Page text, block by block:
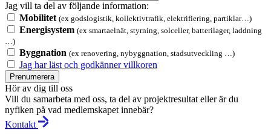
Jag vill ta del av följande information:
Mobilitet (ex godslogistik, kollektivtrafik, elektrifiering, partiklar…)
Energisystem (ex smartaelnät, styrning, solceller, batterilager, laddning
…)
Byggnation (ex renovering, nybyggnation, stadsutveckling …)
Jag har läst och godkänner villkoren
Prenumerera
Hör av dig till oss
Vill du samarbeta med oss, ta del av projektresultat eller är du
nyfiken på vad medlemskapet innebär?
Kontakt